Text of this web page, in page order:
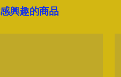
興趣的商品